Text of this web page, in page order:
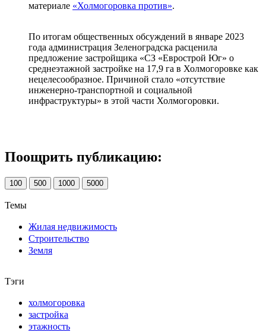
материале «Холмогоровка против».
По итогам общественных обсуждений в январе 2023
года администрация Зеленоградска расценила
предложение застройщика «СЗ «Еврострой Юг» о
среднеэтажной застройке на 17,9 га в Холмогоровке как
нецелесообразное. Причиной стало «отсутствие
инженерно-транспортной и социальной
инфраструктуры» в этой части Холмогоровки.
Поощрить публикацию:
100 500 1000 5000
Темы
Жилая недвижимость
Строительство
Земля
Тэги
холмогоровка
застройка
этажность